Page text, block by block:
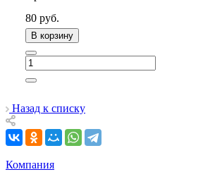
80 руб.
В корзину
Назад к списку
Компания